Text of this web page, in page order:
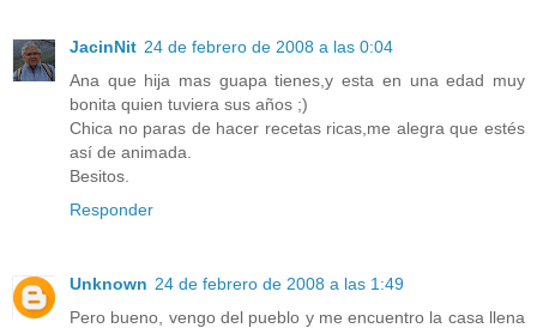
JacinNit 24 de febrero de 2008 a las 0:04
Ana que hija mas guapa tienes,y esta en una edad muy
bonita quien tuviera sus años ;)
Chica no paras de hacer recetas ricas,me alegra que estés
así de animada.
Besitos.
Responder
Unknown 24 de febrero de 2008 a las 1:49
Pero bueno, vengo del pueblo y me encuentro la casa llena